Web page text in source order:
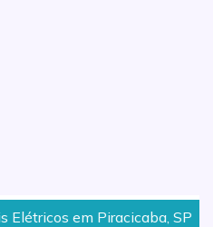
em Piracicaba, SP